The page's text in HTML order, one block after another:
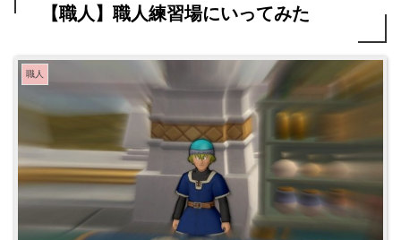
【職人】職人練習場にいってみた
職人